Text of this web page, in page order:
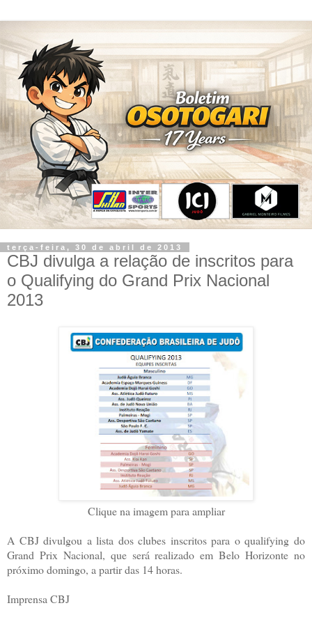
terça-feira, 30 de abril de 2013
CBJ divulga a relação de inscritos para
o Qualifying do Grand Prix Nacional
2013
Clique na imagem para ampliar
A CBJ divulgou a lista dos clubes inscritos para o qualifying do
Grand Prix Nacional, que será realizado em Belo Horizonte no
próximo domingo, a partir das 14 horas.
Imprensa CBJ